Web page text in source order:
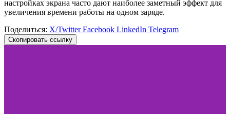
настройках экрана часто дают наиболее заметный эффект для
увеличения времени работы на одном заряде.
Поделиться: X/TwitterFacebook LinkedIn Telegram
Скопировать ссылку